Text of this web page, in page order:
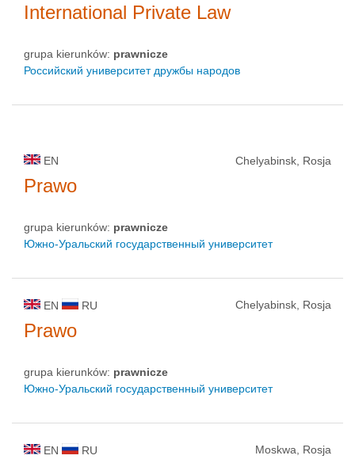
International Private Law
grupa kierunków: prawnicze
Российский университет дружбы народов
EN Chelyabinsk, Rosja
Prawo
grupa kierunków: prawnicze
Южно-Уральский государственный университет
EN RU Chelyabinsk, Rosja
Prawo
grupa kierunków: prawnicze
Южно-Уральский государственный университет
EN RU Moskwa, Rosja